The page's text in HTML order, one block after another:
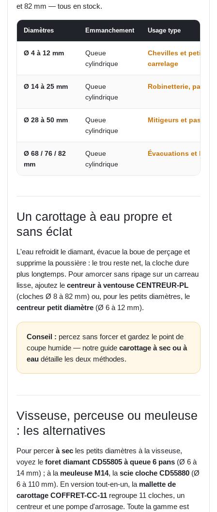
et 82 mm — tous en stock.
Diamètres Emmanchement Usage type
Ø 4 à 12 mm
Queue
cylindrique
Chevilles et petites
carrelage
Ø 14 à 25 mm
Queue
cylindrique
Robinetterie, pattes
Ø 28 à 50 mm
Queue
cylindrique
Mitigeurs et
Ø 68 / 76 / 82
mm
Queue
cylindrique
Évacuations et
Un carottage à eau propre et
sans éclat
L'eau refroidit le diamant, évacue la boue de perçage et
supprime la poussière : le trou reste net, la cloche dure
plus longtemps. Pour amorcer sans ripage sur un carreau
lisse, ajoutez le centreur à ventouse CENTREUR-PL
(cloches Ø 8 à 82 mm) ou, pour les petits diamètres, le
centreur petit diamètre (Ø 6 à 12 mm).
Conseil : percez sans forcer et gardez le point de
coupe humide — notre guide carottage à sec ou à
eau détaille les deux méthodes.
Visseuse, perceuse ou meuleuse
: les alternatives
Pour percer à sec les petits diamètres à la visseuse,
voyez le foret diamant CD55805 à queue 6 pans (Ø 6 à
14 mm) ; à la meuleuse M14, lascie cloche CD55880 (Ø
6 à 110 mm). En version tout-en-un, la mallette de
carottage COFFRET-CC-11 regroupe 11 cloches, un
centreur et une pompe d'arrosage. Toute la gamme est